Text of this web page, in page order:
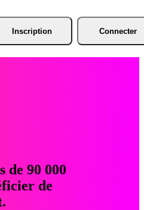
Inscription Connecter
de 90 000
de